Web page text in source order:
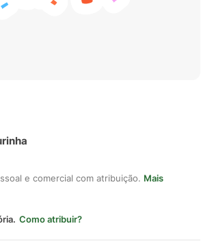
e comercial com atribuição. Mais
Como atribuir?